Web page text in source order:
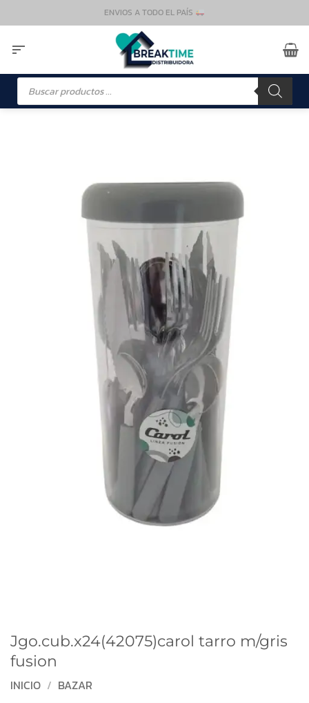
al
contenido
ENVIOS A TODO EL PAÍS
Búsqueda
productos
Jgo.cub.x24(42075)carol tarro m/gris
fusion
INICIO / BAZAR